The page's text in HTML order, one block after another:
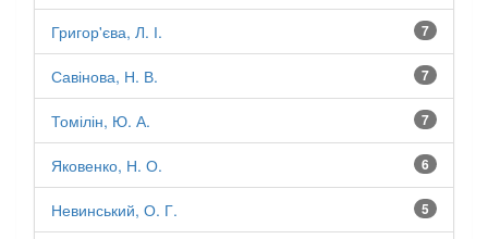
7
Григор'єва, Л. І.
7
Савінова, Н. В.
7
Томілін, Ю. А.
6
Яковенко, Н. О.
5
Невинський, О. Г.